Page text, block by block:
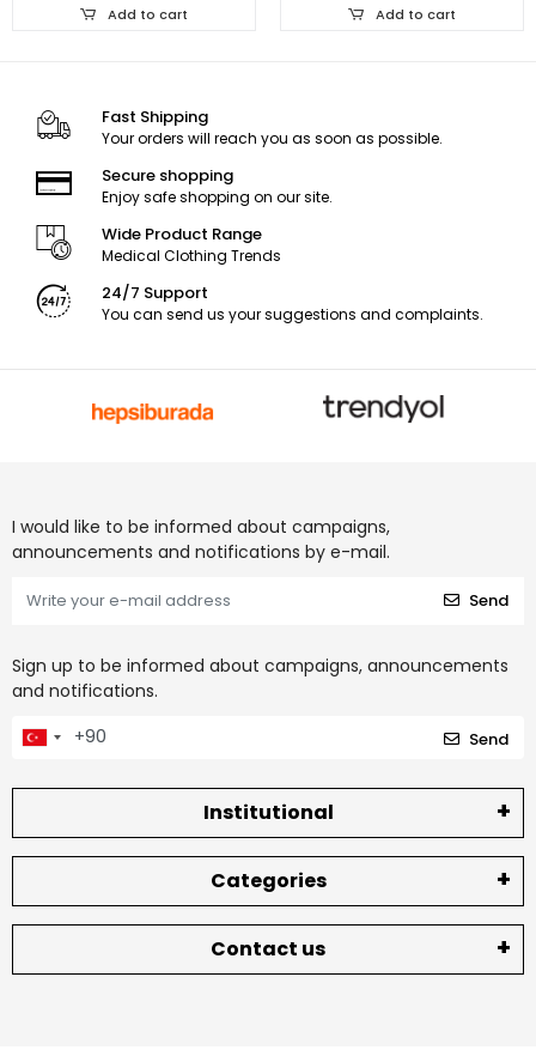
Add to cart Add to cart
Fast Shipping
Your orders will reach you as soon as possible.
Secure shopping
Enjoy safe shopping on our site.
Wide Product Range
Medical Clothing Trends
24/7 Support
You can send us your suggestions and complaints.
I would like to be informed about campaigns,
announcements and notifications by e-mail.
Send
Sign up to be informed about campaigns, announcements
and notifications.
Send
Institutional
Categories
Contact us